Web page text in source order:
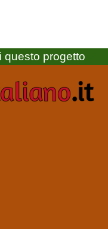
questo progetto